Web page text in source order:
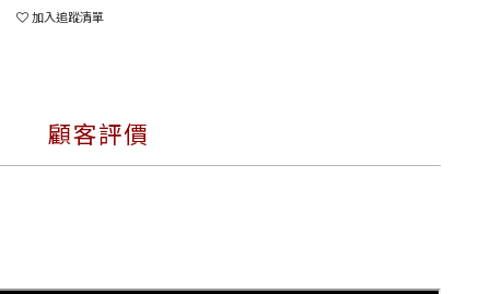
加入追蹤清單
顧客評價